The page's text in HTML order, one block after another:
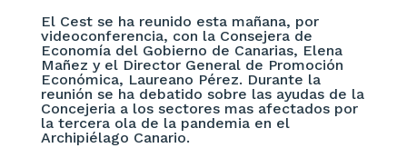
El Cest se ha reunido esta mañana, por
videoconferencia, con la Consejera de
Economía del Gobierno de Canarias, Elena
Mañez y el Director General de Promoción
Económica, Laureano Pérez. Durante la
reunión se ha debatido sobre las ayudas de la
Concejeria a los sectores mas afectados por
la tercera ola de la pandemia en el
Archipiélago Canario.